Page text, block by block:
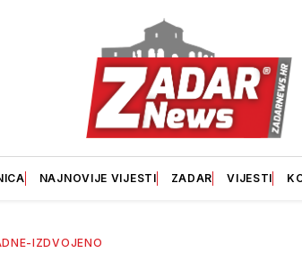
NAJNOVIJE VIJESTI ZADAR VIJESTI
IZDVOJENO